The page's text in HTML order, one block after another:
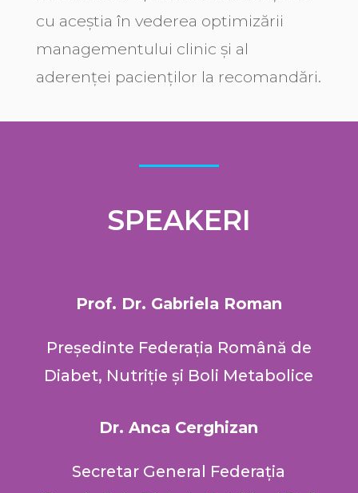
cu aceștia în vederea optimizării
managementului clinic și al
aderenței pacienților la recomandări.
SPEAKERI
Prof. Dr. Gabriela Roman
Președinte Federația Română de
Diabet, Nutriție și Boli Metabolice
Dr. Anca Cerghizan
Secretar General Federația